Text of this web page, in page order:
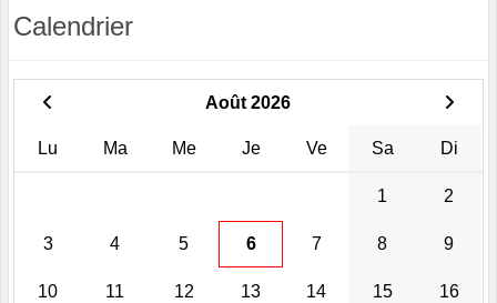
Calendrier
Août 2026
Lu Ma Me Je Ve Sa Di
1 2
3 4 5 6 7 8 9
10 11 12 13 14 15 16